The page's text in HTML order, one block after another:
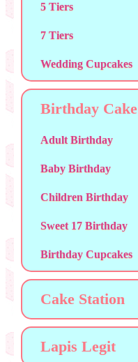
5 Tiers
7 Tiers
Wedding Cupcakes
Birthday Cake
Adult Birthday
Baby Birthday
Children Birthday
Sweet 17 Birthday
Birthday Cupcakes
Cake Station
Lapis Legit